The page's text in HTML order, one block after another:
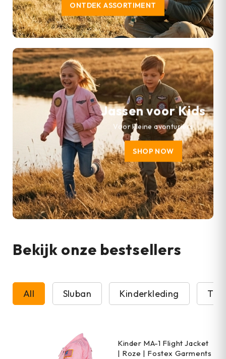
ONTDEK ASSORTIMENT
Jassen voor Kids
Voor kleine avonturiers
SHOP NOW
Bekijk onze bestsellers
All Sluban Kinderkleding T-
Kinder MA-1 Flight Jacket
| Roze | Fostex Garments